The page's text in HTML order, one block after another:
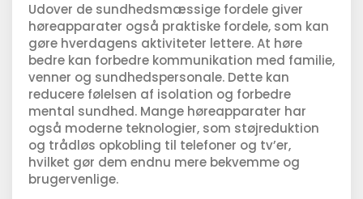
Udover de sundhedsmæssige fordele giver
høreapparater også praktiske fordele, som kan
gøre hverdagens aktiviteter lettere. At høre
bedre kan forbedre kommunikation med familie,
venner og sundhedspersonale. Dette kan
reducere følelsen af isolation og forbedre
mental sundhed. Mange høreapparater har
også moderne teknologier, som støjreduktion
og trådløs opkobling til telefoner og tv’er,
hvilket gør dem endnu mere bekvemme og
brugervenlige.